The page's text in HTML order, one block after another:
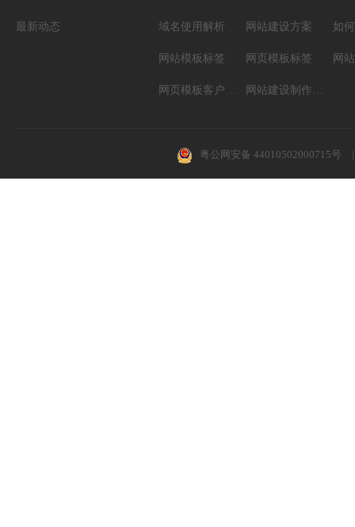
最新动态 域名使用解析 网站建设方案 如
网站模板标签 网页模板标签
网页模板客户案例 网站建设制作知识
粤公网安备 44010502000715号 |